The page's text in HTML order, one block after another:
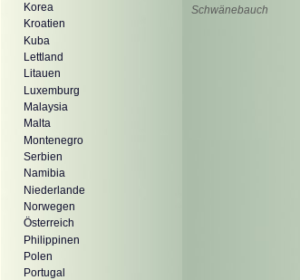
Korea
Kroatien
Kuba
Lettland
Litauen
Luxemburg
Malaysia
Malta
Montenegro
Serbien
Namibia
Niederlande
Norwegen
Österreich
Philippinen
Polen
Portugal
Schwänebauch